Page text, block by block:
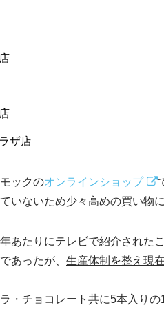
ザ店
ックのオンラインショップ
いないため少々高めの買い物
あたりにテレビで紹介された
あったが、 生産体制を整え現
・チョコレート共に5本入り